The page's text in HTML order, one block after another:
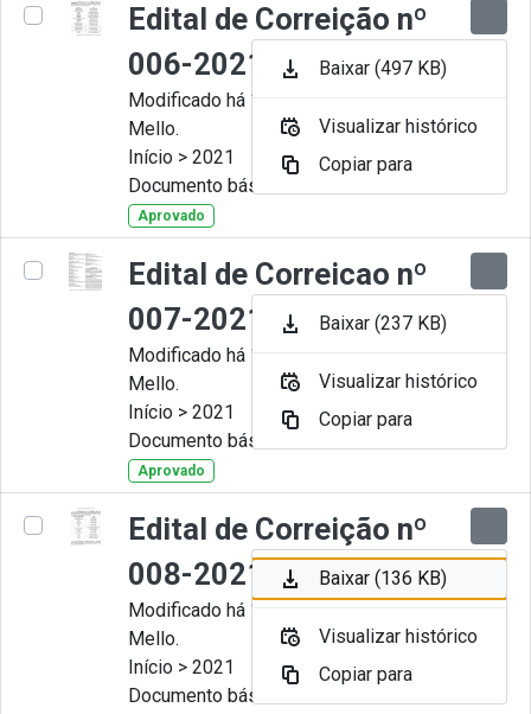
Edital de Correição nº
006-2021
Modificado há 11 Meses por Artur
Mello.
Início > 2021
Documento básico
Aprovado
Edital de Correicao nº
007-2021
Modificado há 11 Meses por Artur
Mello.
Início > 2021
Documento básico
Aprovado
Edital de Correição nº
008-2021
Modificado há 11 Meses por Artur
Mello.
Início > 2021
Documento básico
Baixar (497 KB)
Visualizar histórico
Copiar para
Baixar (237 KB)
Visualizar histórico
Copiar para
Baixar (136 KB)
Visualizar histórico
Copiar para